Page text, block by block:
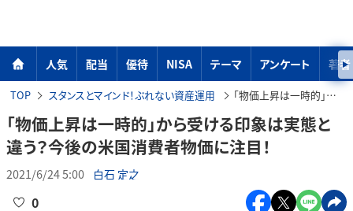
人気 配当 優待 NISA テーマ アンケート 著者
TOP スタンスとマインド！ぶれない資産運用 「物価上昇は一時的」から受ける印象は実態と違う？今後の米国消費者物価に注目！
「物価上昇は一時的」から受ける印象は実態と
違う？今後の米国消費者物価に注目！
2021/6/24 5:00 白石 定之
0